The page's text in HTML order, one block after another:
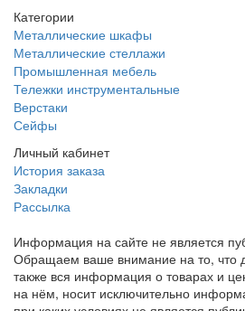
Категории
Металлические шкафы
Металлические стеллажи
Промышленная мебель
Тележки инструментальные
Верстаки
Сейфы
Личный кабинет
История заказа
Закладки
Рассылка
Информация на сайте не является
Обращаем ваше внимание на то, что
также вся информация о товарах и
на нём, носит исключительно